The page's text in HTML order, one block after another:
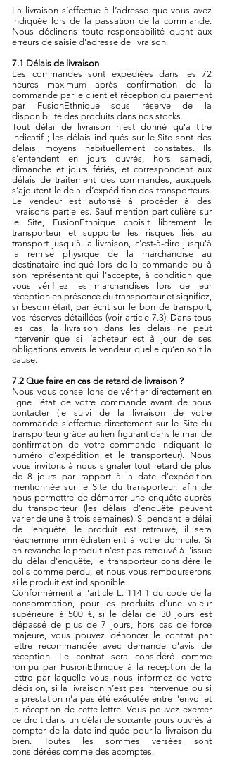
La livraison s’effectue à l’adresse que vous avez
indiquée lors de la passation de la commande.
Nous déclinons toute responsabilité quant aux
erreurs de saisie d'adresse de livraison.
7.1 Délais de livraison
Les commandes sont expédiées dans les 72
heures maximumaprès confirmation de la
commande par le client et réception du paiement
par FusionEthnique sous réserve de la
disponibilité des produits dans nos stocks.
Tout délai de livraison n’est donné qu’à titre
indicatif ; les délais indiqués sur le Site sont des
délais moyens habituellement constatés. Ils
s’entendent en jours ouvrés, hors samedi,
dimanche et jours fériés, et correspondent aux
délais de traitement des commandes, auxquels
s’ajoutent le délai d’expédition des transporteurs.
Le vendeur est autorisé à procéder à des
livraisons partielles. Sauf mention particulière sur
le Site, FusionEthnique choisit librement le
transporteur et supporte les risques liés au
transport jusqu'à la livraison, c'est-à-dire jusqu'à
la remise physique de la marchandise au
destinataire indiqué lors de la commande ou à
son représentant qui l'accepte, à condition que
vous vérifiiez les marchandises lors de leur
réception en présence du transporteur et signifiez,
si besoin était, par écrit sur le bon de transport,
vos réserves détaillées (voir article 7.3). Dans tous
les cas, la livraison dans les délais ne peut
intervenir que si l’acheteur est à jour de ses
obligations envers le vendeur quelle qu’en soit la
cause.
7.2 Que faire en cas de retard de livraison ?
Nous vous conseillons de vérifier directement en
ligne l'état de votre commande avant de nous
contacter (le suivi de la livraison de votre
commande s'effectue directement sur le Site du
transporteur grâce au lien figurant dans le mail de
confirmation de votre commande indiquant le
numéro d'expédition et le transporteur). Nous
vous invitons à nous signaler tout retard de plus
de 8 jours par rapport à la date d'expédition
mentionnée sur le Site du transporteur, afin de
nous permettre de démarrer une enquête auprès
du transporteur (les délais d'enquête peuvent
varier de une à trois semaines). Si pendant le délai
de l'enquête, le produit est retrouvé, il sera
réacheminé immédiatement à votre domicile. Si
en revanche le produit n'est pas retrouvé à l'issue
du délai d'enquête, le transporteur considère le
colis comme perdu, et nous vous rembourserons
si le produit est indisponible.
Conformément à l'article L. 114-1 du code de la
consommation, pour les produits d'une valeur
supérieure à 500 €, si le délai de 30 jours est
dépassé de plus de 7 jours, hors cas de force
majeure, vous pouvez dénoncer le contrat par
lettre recommandée avec demande d’avis de
réception. Le contrat sera considéré comme
rompu par FusionEthnique à la réception de la
lettre par laquelle vous nous informez de votre
décision, si la livraison n’est pas intervenue ou si
la prestation n’a pas été exécutée entre l’envoi et
la réception de cette lettre. Vous pouvez exercer
ce droit dans un délai de soixante jours ouvrés à
compter de la date indiquée pour la livraison du
bien. Toutes les sommes versées sont
considérées comme des acomptes.